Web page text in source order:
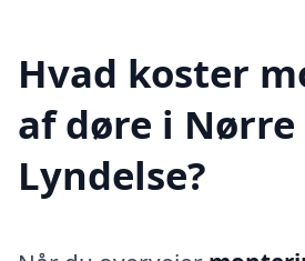
Hvad koster
af døre i Nørre
Lyndelse?